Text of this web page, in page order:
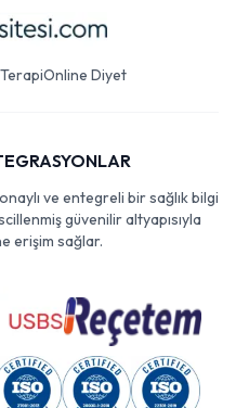
Online Diyet
ve entegreli bir sağlık bilgi
güvenilir altyapısıyla
erişim sağlar.